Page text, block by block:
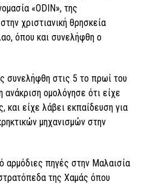
«ODIN», της
χριστιανική θρησκεία
όπου και συνελήφθη ο
συνελήφθη στις 5 το πρωί του
ομολόγησε ότι είχε
και είχε λάβει εκπαίδευση για
μηχανισμών στην
πηγές στην Μαλαισία
της Χαμάς όπου